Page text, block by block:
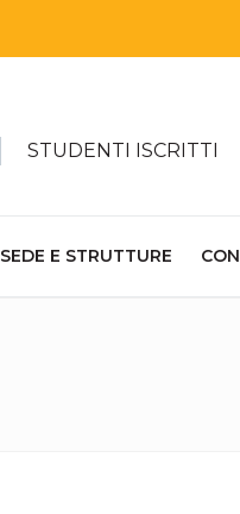
STUDENTI ISCRITTI
SEDE E STRUTTURE